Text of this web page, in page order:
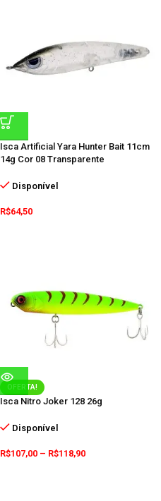
Isca Artificial Yara Hunter Bait 11cm
14g Cor 08 Transparente
Disponível
R$64,50
OFERTA!
Isca Nitro Joker 128 26g
Disponível
R$107,00 – R$118,90